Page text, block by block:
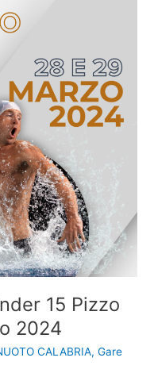
15 Pizzo
2024
CALABRIA,Gare